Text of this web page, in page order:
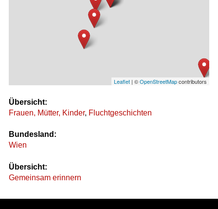
Leaflet | ©OpenStreetMapcontributors
Übersicht:
Frauen, Mütter, Kinder, Fluchtgeschichten
Bundesland:
Wien
Übersicht:
Gemeinsam erinnern